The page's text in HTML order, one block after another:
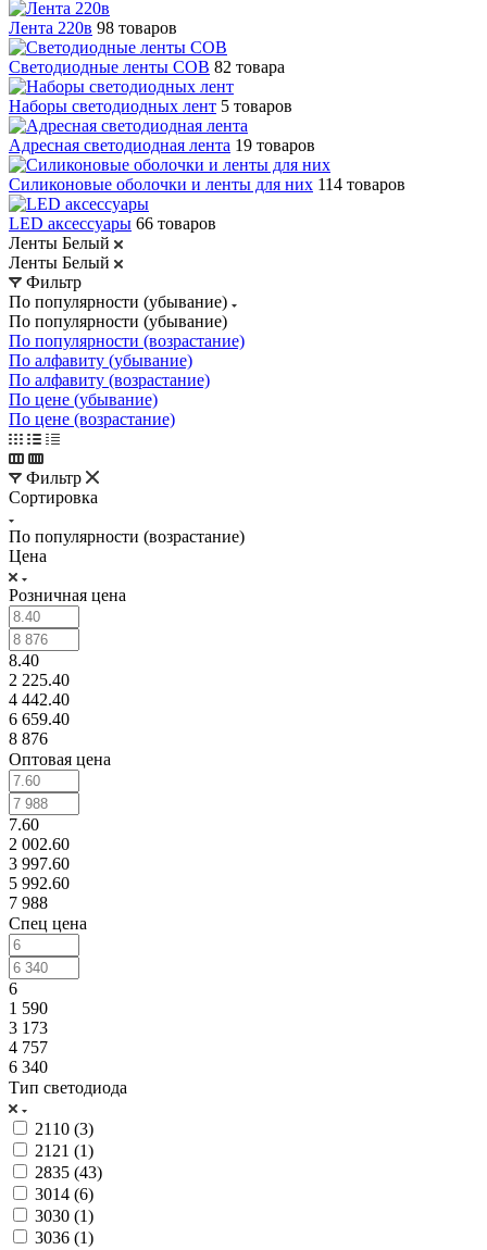
Лента 220в 98 товаров
Светодиодные ленты COB 82 товара
Наборы светодиодных лент 5 товаров
Адресная светодиодная лента 19 товаров
Силиконовые оболочки и ленты для них 114 товаров
LED аксессуары 66 товаров
Ленты Белый
Ленты Белый
Фильтр
По популярности (убывание)
По популярности (убывание)
По популярности (возрастание)
По алфавиту (убывание)
По алфавиту (возрастание)
По цене (убывание)
По цене (возрастание)
Фильтр
Сортировка
По популярности (возрастание)
Цена
Розничная цена
8.40
2 225.40
4 442.40
6 659.40
8 876
Оптовая цена
7.60
2 002.60
3 997.60
5 992.60
7 988
Спец цена
6
1 590
3 173
4 757
6 340
Тип светодиода
2110 (3)
2121 (1)
2835 (43)
3014 (6)
3030 (1)
3036 (1)